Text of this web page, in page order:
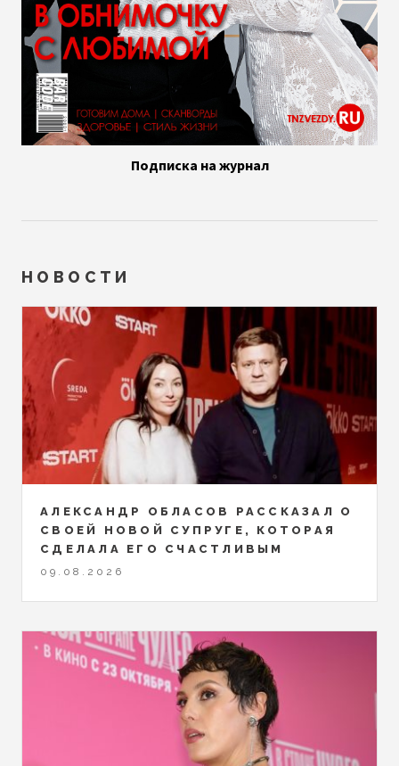
Подписка на журнал
НОВОСТИ
АЛЕКСАНДР ОБЛАСОВ РАССКАЗАЛ О
СВОЕЙ НОВОЙ СУПРУГЕ, КОТОРАЯ
СДЕЛАЛА ЕГО СЧАСТЛИВЫМ
09.08.2026